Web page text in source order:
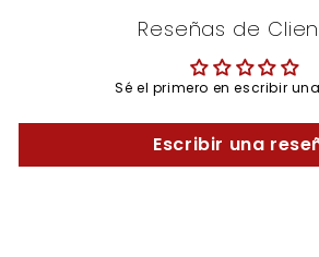
Reseñas de
Sé el primero en escribir
Escribir una